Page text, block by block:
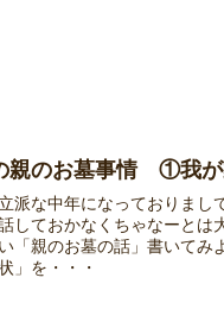
親のお墓事情 ①我が
派な中年になっておりまし
しておかなくちゃなーとは
「親のお墓の話」書いてみ
」を・・・